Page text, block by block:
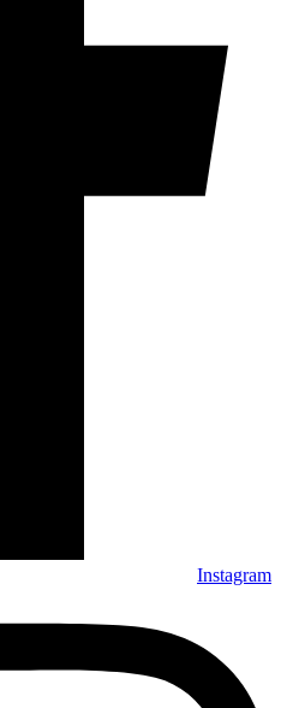
Instagram